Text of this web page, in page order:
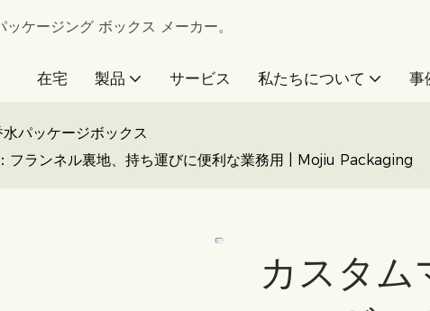
ケージング ボックス メーカー。
在宅 製品 サービス 私たちについて 事
水パッケージボックス
フランネル裏地、持ち運びに便利な業務用 | Mojiu Packaging
カスタム